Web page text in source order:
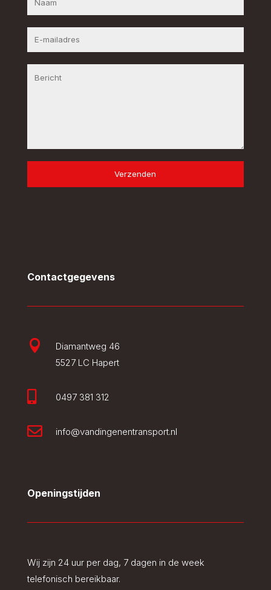
Verzenden
Contactgegevens

Diamantweg 46
5527 LC Hapert
 0497 381 312
 info@vandingenentransport.nl
Openingstijden
Wij zijn 24 uur per dag, 7 dagen in de week
telefonisch bereikbaar.